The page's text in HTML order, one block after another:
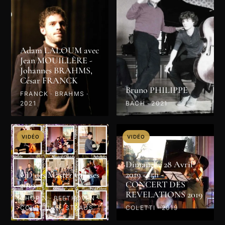
Adam LALOUM avec
Jean MOUILLÈRE -
Johannes BRAHMS,
César FRANCK
FRANCK · BRAHMS ·
2021
Bruno PHILIPPE
BACH · 2021
VIDÉO
CD des Master Classes
2019
CHOPIN · BEETHOVEN ·
COLETTI · R. STRAUSS
· PROKOFIEV · MOZART
VIDÉO
Dimanche 28 Avril
2019 - 15h -
CONCERT DES
REVELATIONS 2019
COLETTI · 2019